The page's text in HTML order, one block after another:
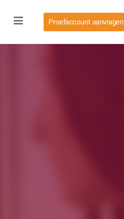
Proefaccount aanvragen